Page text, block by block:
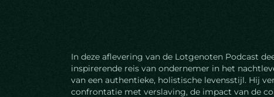
In deze aflevering van de Lotgenoten Podcast
inspirerende reis van ondernemer in het
van een authentieke, holistische levensstijl. Hij
confrontatie met verslaving, de impact van de